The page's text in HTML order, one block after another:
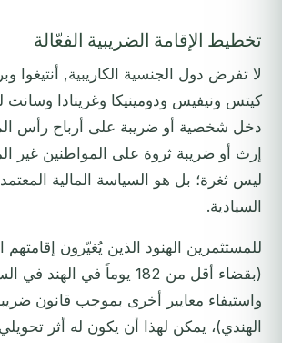
تخطيط الإقامة الضريبية الفعّالة
لا تفرض دول الجنسية الكاريبية, أنتيغوا
كيتس ونيفيس ودومينيكا وغرينادا وسانت
دخل شخصية أو ضريبة على أرباح رأس
إرث أو ضريبة ثروة على المواطنين غير
ليس ثغرة؛ بل هو السياسة المالية
السيادية.
للمستثمرين الهنود الذين يُغيّرون إقامتهم
(بقضاء أقل من 182 يوماً في الهند
واستيفاء معايير أخرى بموجب قانون
الهندي)، يمكن لهذا أن يكون له أثر